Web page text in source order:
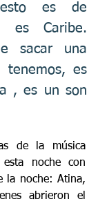
es de
es Caribe.
sacar una
tenemos, es
, es un son
de la música
noche con
la noche: Atina,
abrieron el